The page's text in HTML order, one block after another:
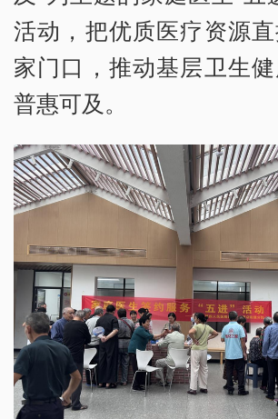
活动，把优质医疗资源
家门口，推动基层卫生
普惠可及。